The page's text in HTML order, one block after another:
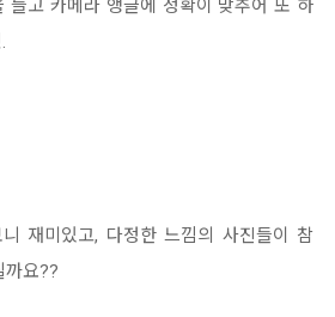
들고 카메라 앵글에 정확이 맞추어 또 하
.
재미있고, 다정한 느낌의 사진들이 참
까요??